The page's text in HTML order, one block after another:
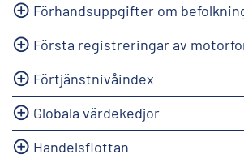
Förhandsuppgifter om
Första registreringar av
Förtjänstnivåindex
Globala värdekedjor
Handelsflottan